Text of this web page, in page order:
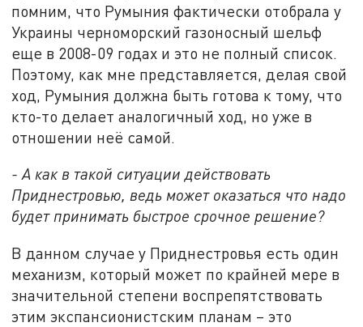
помним, что Румыния фактически отобрала у
Украины черноморский газоносный шельф
еще в 2008-09 годах и это не полный список.
Поэтому, как мне представляется, делая свой
ход, Румыния должна быть готова к тому, что
кто-то делает аналогичный ход, но уже в
отношении неё самой.
- А как в такой ситуации действовать
Приднестровью, ведь может оказаться что надо
будет принимать быстрое срочное решение?
В данном случае у Приднестровья есть один
механизм, который может по крайней мере в
значительной степени воспрепятствовать
этим экспансионистским планам – это